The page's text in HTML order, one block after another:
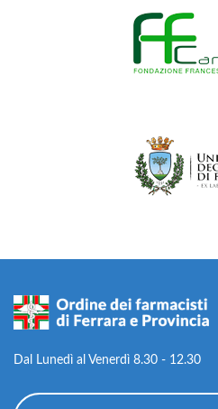
Dal Lunedì al Venerdì 8.30 - 12.30